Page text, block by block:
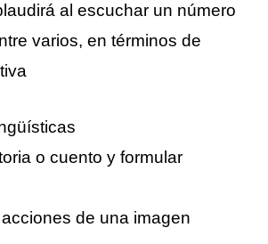
al escuchar un número
varios, en términos de
o cuento y formular
de una imagen